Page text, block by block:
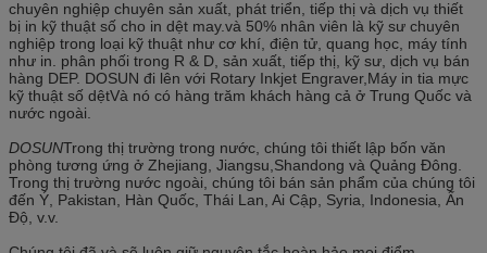
chuyên nghiệp chuyên sản xuất, phát triển, tiếp thị và dịch vụ thiết
bị in kỹ thuật số cho in dệt may.và 50% nhân viên là kỹ sư chuyên
nghiệp trong loại kỹ thuật như cơ khí, điện tử, quang học, máy tính
như in. phân phối trong R & D, sản xuất, tiếp thị, kỹ sư, dịch vụ bán
hàng DEP. DOSUN đi lên với Rotary Inkjet Engraver,Máy in tia mực
kỹ thuật số dệtVà nó có hàng trăm khách hàng cả ở Trung Quốc và
nước ngoài.
DOSUNTrong thị trường trong nước, chúng tôi thiết lập bốn văn
phòng tương ứng ở Zhejiang, Jiangsu,Shandong và Quảng Đông.
Trong thị trường nước ngoài, chúng tôi bán sản phẩm của chúng tôi
đến Ý, Pakistan, Hàn Quốc, Thái Lan, Ai Cập, Syria, Indonesia, Ấn
Độ, v.v.